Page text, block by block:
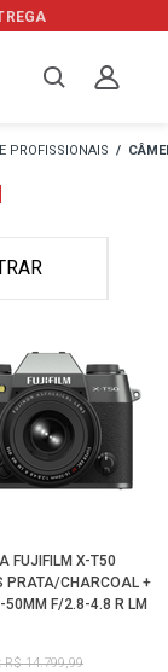
PROFISSIONAIS
FUJIFILM X-T50
PRATA/CHARCOAL +
50MM F/2.8-4.8 R LM
R$ 14.799,99